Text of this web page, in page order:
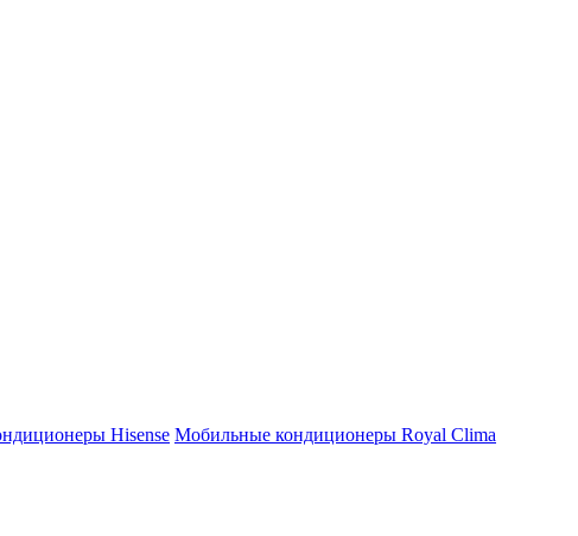
Hisense Мобильные кондиционеры Royal Clima